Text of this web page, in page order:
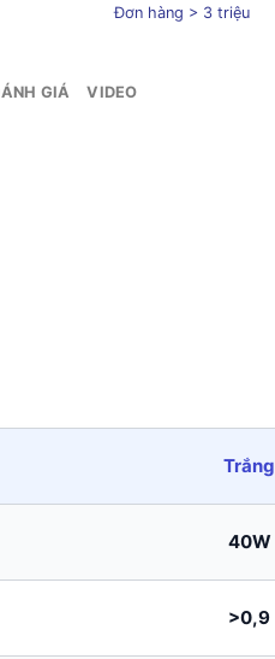
Đơn hàng > 3 triệu
GIÁ VIDEO
Trắng
40W
>0,9